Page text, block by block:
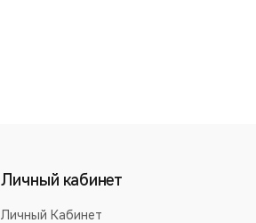
Личный кабинет
Личный Кабинет